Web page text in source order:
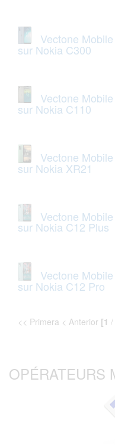
Vectone
sur Nokia C300
Vectone
sur Nokia C110
Vectone
sur Nokia XR21
Vectone
sur Nokia C12 Plus
Vectone
sur Nokia C12 Pro
<< Primera < Anterior [1 /
OPÉRATEURS